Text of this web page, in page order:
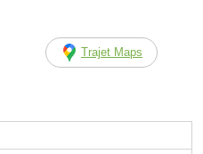
Trajet Maps